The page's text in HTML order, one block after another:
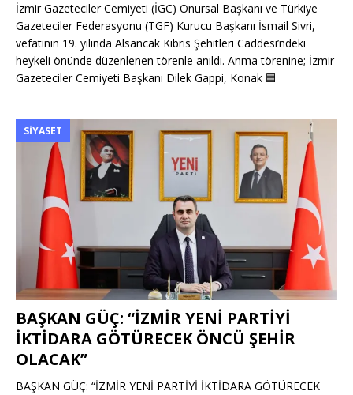
İzmir Gazeteciler Cemiyeti (İGC) Onursal Başkanı ve Türkiye
Gazeteciler Federasyonu (TGF) Kurucu Başkanı İsmail Sivri,
vefatının 19. yılında Alsancak Kıbrıs Şehitleri Caddesi’ndeki
heykeli önünde düzenlenen törenle anıldı. Anma törenine; İzmir
Gazeteciler Cemiyeti Başkanı Dilek Gappi, Konak 🟦
SIYASET
BAŞKAN GÜÇ: “İZMİR YENİ PARTİYİ
İKTİDARA GÖTÜRECEK ÖNCÜ ŞEHİR
OLACAK”
BAŞKAN GÜÇ: “İZMİR YENİ PARTİYİ İKTİDARA GÖTÜRECEK